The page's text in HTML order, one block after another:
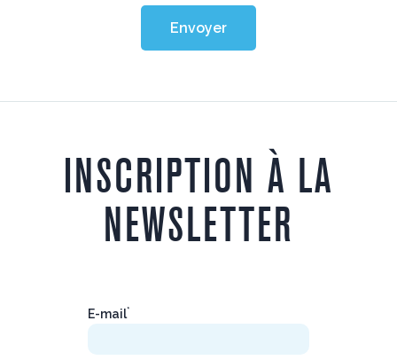
Envoyer
INSCRIPTION À LA
NEWSLETTER
E-mail*